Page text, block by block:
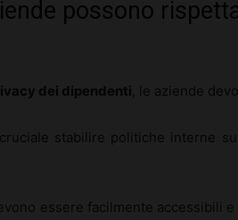
possono
dei dipendenti , le aziende
stabilire politiche interne
essere facilmente accessibili